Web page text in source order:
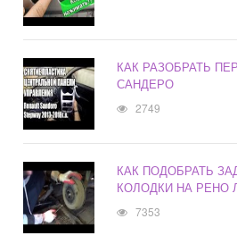
КАК РАЗОБРАТЬ
САНДЕРО
2749
КАК ПОДОБРАТЬ
КОЛОДКИ НА РЕНО
7353